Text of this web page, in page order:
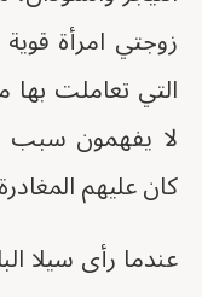
زوجتي امرأة
التي تعاملت
لا يفهمون سبب
كان عليهم
عندما رأى سيلا